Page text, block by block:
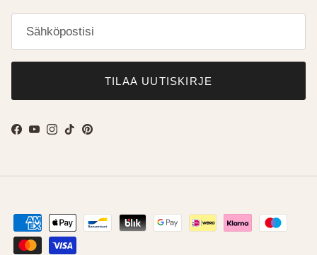
TILAA UUTISKIRJE
Facebook
YouTube
Instagram
TikTokPinterest